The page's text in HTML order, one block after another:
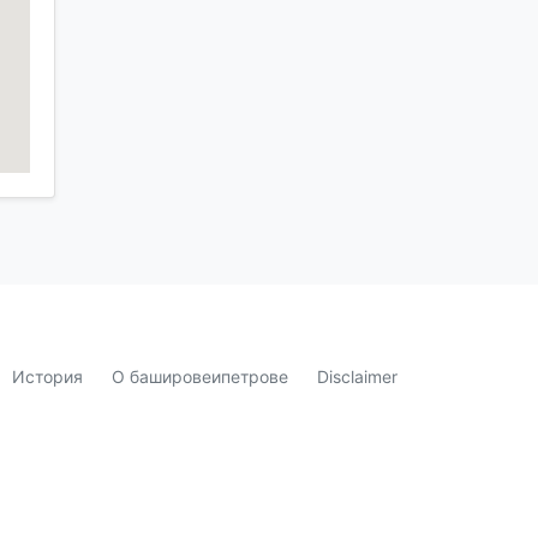
История О башировеипетрове Disclaimer